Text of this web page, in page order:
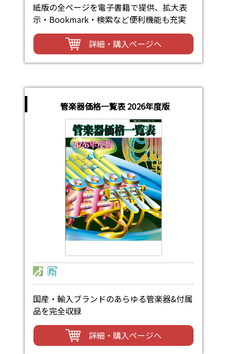
紙版の全ページを電子書籍で提供、拡大表
示・Bookmark・検索など便利機能も充実
詳細・購入ページへ
管楽器価格一覧表 2026年度版
国産・輸入ブランドのあらゆる管楽器&付属
品を完全収録
詳細・購入ページへ